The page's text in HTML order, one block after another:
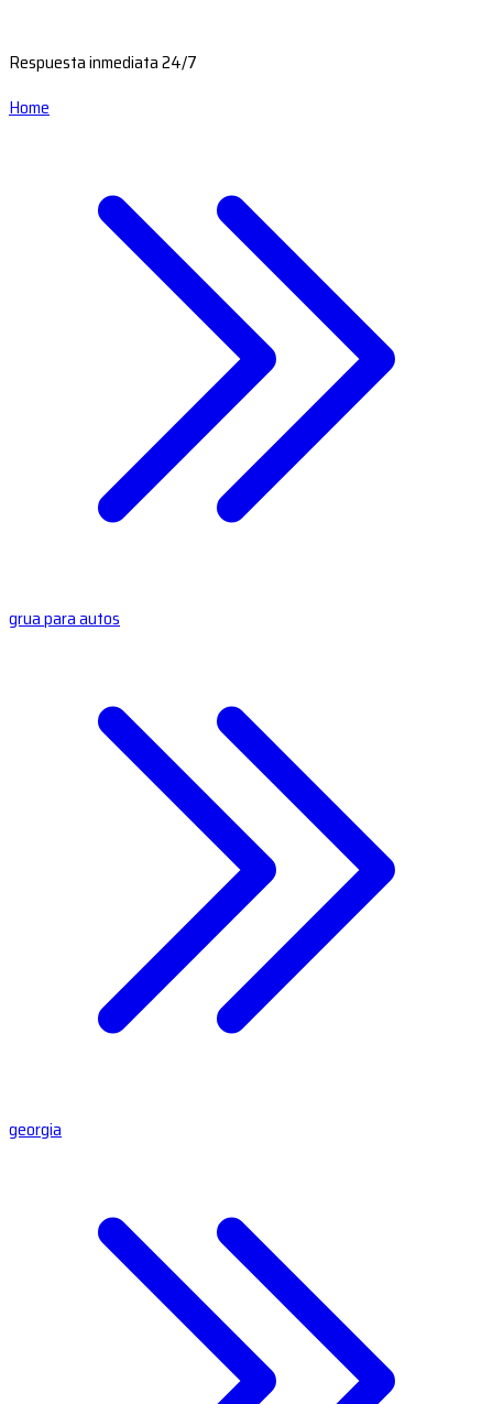
Respuesta inmediata 24/7
Home
grua para autos
georgia